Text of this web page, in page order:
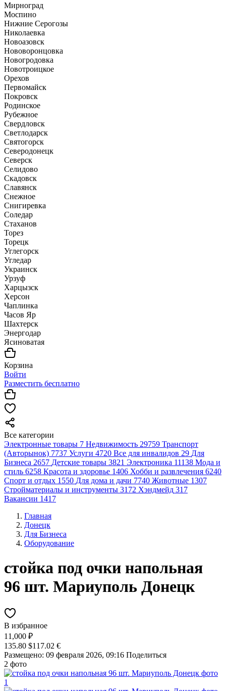
Мирноград
Моспино
Нижние Серогозы
Николаевка
Новоазовск
Нововоронцовка
Новогродовка
Новотроицкое
Орехов
Первомайск
Покровск
Родинское
Рубежное
Свердловск
Светлодарск
Святогорск
Северодонецк
Северск
Селидово
Скадовск
Славянск
Снежное
Снигиревка
Соледар
Стаханов
Торез
Торецк
Углегорск
Угледар
Украинск
Урзуф
Харцызск
Херсон
Чаплинка
Часов Яр
Шахтерск
Энергодар
Ясиноватая
Корзина
Войти
Разместить бесплатно
Все категории
Электронные товары 7 Недвижимость 29759 Транспорт
(Авторынок) 7737 Услуги 4720 Все для инвалидов 29 Для
Бизнеса 2657 Детские товары 3821 Электроника 11138 Мода и
стиль 6258 Красота и здоровье 1406 Хобби и развлечения 6240
Спорт и отдых 1550 Для дома и дачи 7740 Животные 1307
Стройматериалы и инструменты 3172 Хэндмейд 317
Вакансии 1417
Главная
Донецк
Для Бизнеса
Оборудование
стойка под очки напольная
96 шт. Мариуполь Донецк
В избранное
11,000 ₽
135.80 $117.02 €
Размещено: 09 февраля 2026, 09:16 Поделиться
2 фото